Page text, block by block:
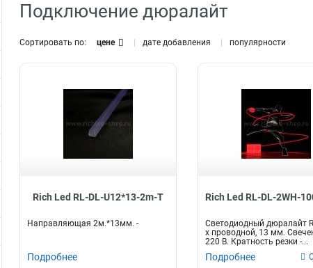
Подключение дюралайт
Сортировать по: цене дате добавления популярности
Rich Led RL-DL-U12*13-2m-T
Направляющая 2м.*13мм. -
Подробнее
Rich Led RL-DL-2WH-
Светодиодный дюралайт
х проводной, 13 мм.
220 В. Кратность резки -...
Подробнее